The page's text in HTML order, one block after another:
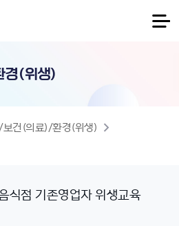
경(위생)
건(의료)/환경(위생)
식점 기존영업자 위생교육